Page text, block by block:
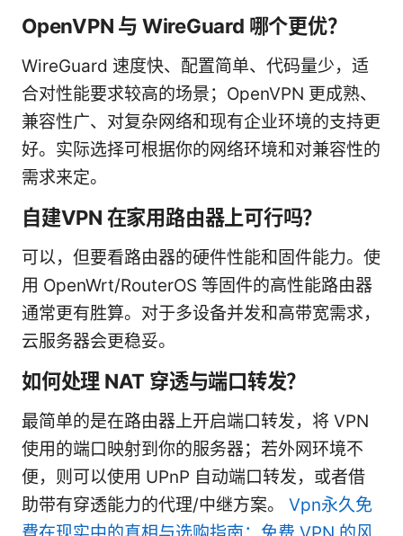
OpenVPN 与 WireGuard 哪个更优？
WireGuard 速度快、配置简单、代码量少，适
合对性能要求较高的场景；OpenVPN 更成熟、
兼容性广、对复杂网络和现有企业环境的支持更
好。实际选择可根据你的网络环境和对兼容性的
需求来定。
自建VPN 在家用路由器上可行吗？
可以，但要看路由器的硬件性能和固件能力。使
用 OpenWrt/RouterOS 等固件的高性能路由器
通常更有胜算。对于多设备并发和高带宽需求，
云服务器会更稳妥。
如何处理 NAT 穿透与端口转发？
最简单的是在路由器上开启端口转发，将 VPN
使用的端口映射到你的服务器；若外网环境不
便，则可以使用 UPnP 自动端口转发，或者借
助带有穿透能力的代理/中继方案。 Vpn永久免